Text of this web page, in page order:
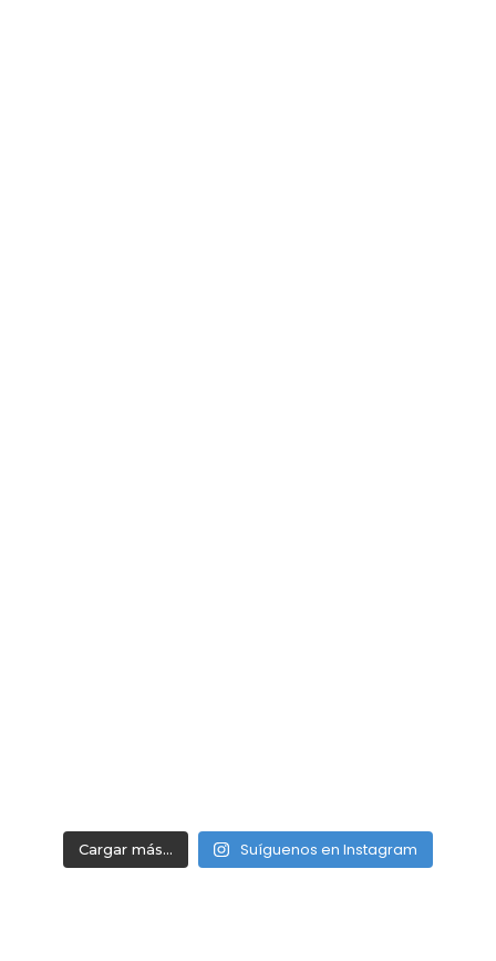
Cargar más... Suíguenos en Instagram